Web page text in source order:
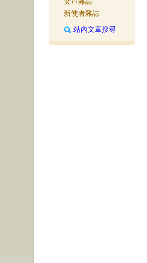
新使者雜誌
站內文章搜尋